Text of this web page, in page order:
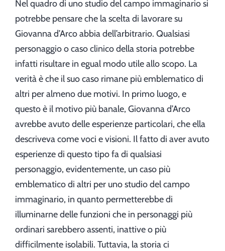
Nel quadro di uno studio del campo immaginario si
potrebbe pensare che la scelta di lavorare su
Giovanna d’Arco abbia dell’arbitrario. Qualsiasi
personaggio o caso clinico della storia potrebbe
infatti risultare in egual modo utile allo scopo. La
verità è che il suo caso rimane più emblematico di
altri per almeno due motivi. In primo luogo, e
questo è il motivo più banale, Giovanna d’Arco
avrebbe avuto delle esperienze particolari, che ella
descriveva come voci e visioni. Il fatto di aver avuto
esperienze di questo tipo fa di qualsiasi
personaggio, evidentemente, un caso più
emblematico di altri per uno studio del campo
immaginario, in quanto permetterebbe di
illuminarne delle funzioni che in personaggi più
ordinari sarebbero assenti, inattive o più
difficilmente isolabili. Tuttavia, la storia ci